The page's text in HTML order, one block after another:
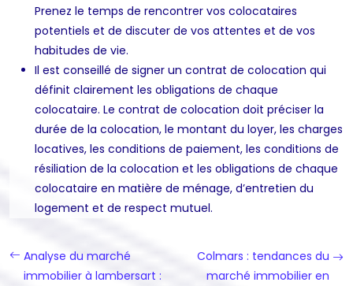
Prenez le temps de rencontrer vos colocataires
potentiels et de discuter de vos attentes et de vos
habitudes de vie.
Il est conseillé de signer un contrat de colocation qui
définit clairement les obligations de chaque
colocataire. Le contrat de colocation doit préciser la
durée de la colocation, le montant du loyer, les charges
locatives, les conditions de paiement, les conditions de
résiliation de la colocation et les obligations de chaque
colocataire en matière de ménage, d’entretien du
logement et de respect mutuel.
Analyse du marché
immobilier à lambersart :
Colmars : tendances du
marché immobilier en